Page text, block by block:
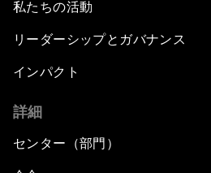
私たちの活動
リーダーシップとガバナンス
インパクト
詳細
センター（部門）